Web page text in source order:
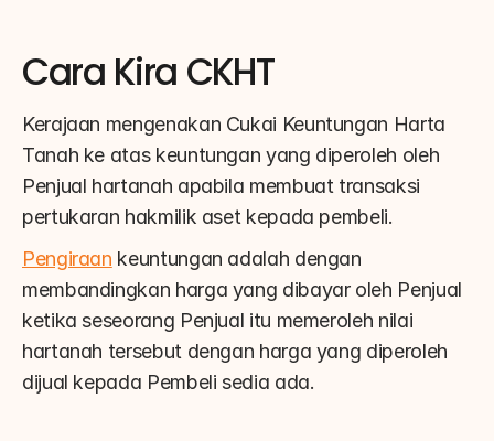
Cara Kira CKHT
Kerajaan mengenakan Cukai Keuntungan Harta
Tanah ke atas keuntungan yang diperoleh oleh
Penjual hartanah apabila membuat transaksi
pertukaran hakmilik aset kepada pembeli.
Pengiraan keuntungan adalah dengan
membandingkan harga yang dibayar oleh Penjual
ketika seseorang Penjual itu memeroleh nilai
hartanah tersebut dengan harga yang diperoleh
dijual kepada Pembeli sedia ada.